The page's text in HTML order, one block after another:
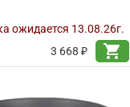
ожидается 13.08.26г.
3 668 ₽
shopping_cart